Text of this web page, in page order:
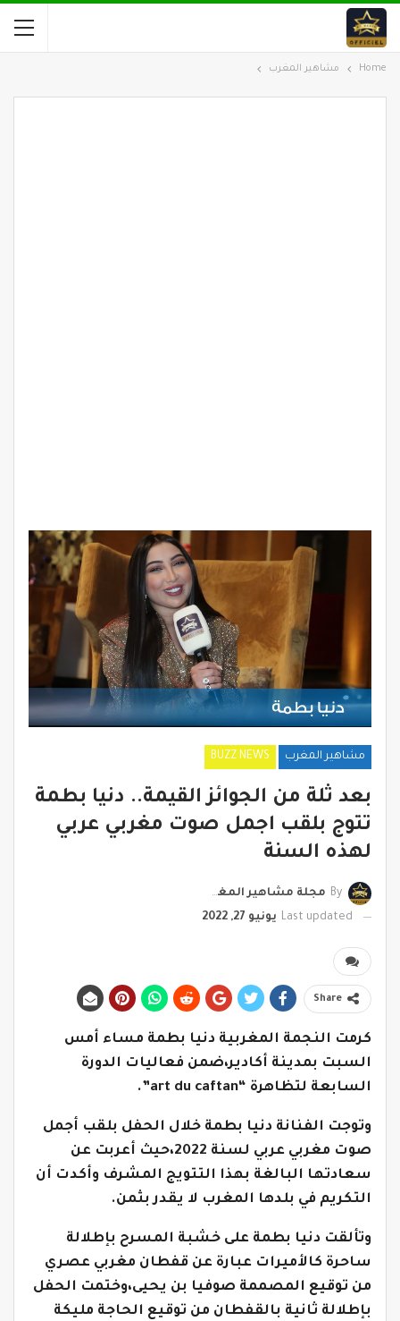
Home مشاهير المغرب
مشاهير المغرب BUZZ NEWS
بعد ثلة من الجوائز القيمة.. دنيا بطمة
تتوج بلقب اجمل صوت مغربي عربي
لهذه السنة
By مجلة مشاهير المغرب
Last updated يونيو 27, 2022
Share
كرمت النجمة المغربية دنيا بطمة مساء أمس
السبت بمدينة أكادير،ضمن فعاليات الدورة
السابعة لتظاهرة “art du caftan”.
وتوجت الفنانة دنيا بطمة خلال الحفل بلقب أجمل
صوت مغربي عربي لسنة 2022،حيث أعربت عن
سعادتها البالغة بهذا التتويج المشرف وأكدت أن
التكريم في بلدها المغرب لا يقدر بثمن.
وتألقت دنيا بطمة على خشبة المسرح بإطلالة
ساحرة كالأميرات عبارة عن قفطان مغربي عصري
من توقيع المصممة صوفيا بن يحيى،وختمت الحفل
بإطلالة ثانية بالقفطان من توقيع الحاجة مليكة